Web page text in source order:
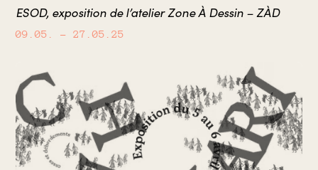
ESOD, exposition de l’atelier Zone À Dessin – ZÀD
09.05. – 27.05.25